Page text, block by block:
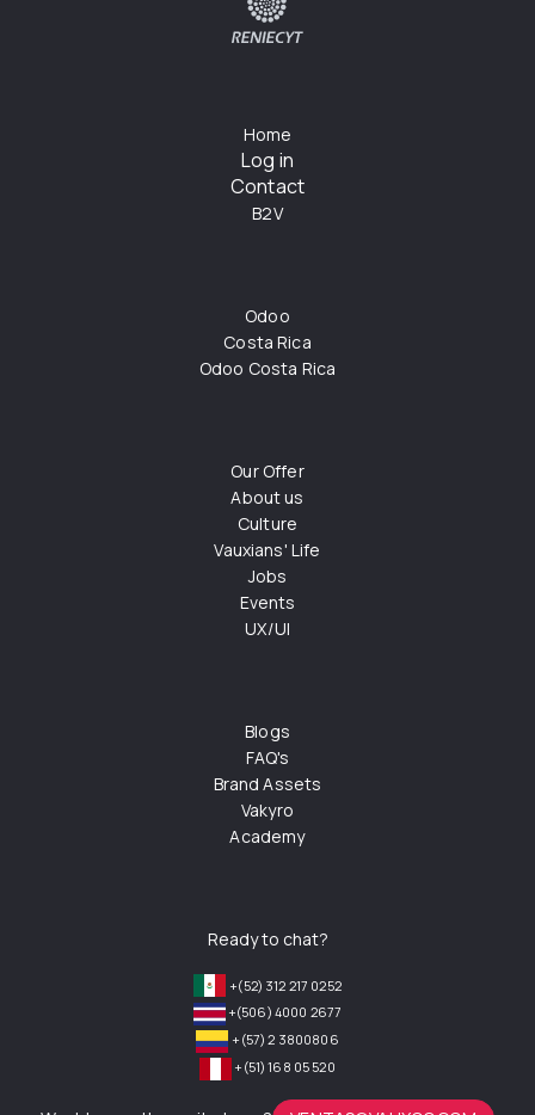
Home
Log in
Contact
B2V
Odoo
Costa Rica
Odoo Costa Rica
Our Offer
About us
Culture
Vauxians' Life
Jobs
Events
UX/UI
Blogs
FAQ's
Brand Assets
Vakyro
Academy
Ready to chat?
+(52) 312 217 0252
+(506) 4000 2677
+(57) 2 3800806
+(51) 168 05 520